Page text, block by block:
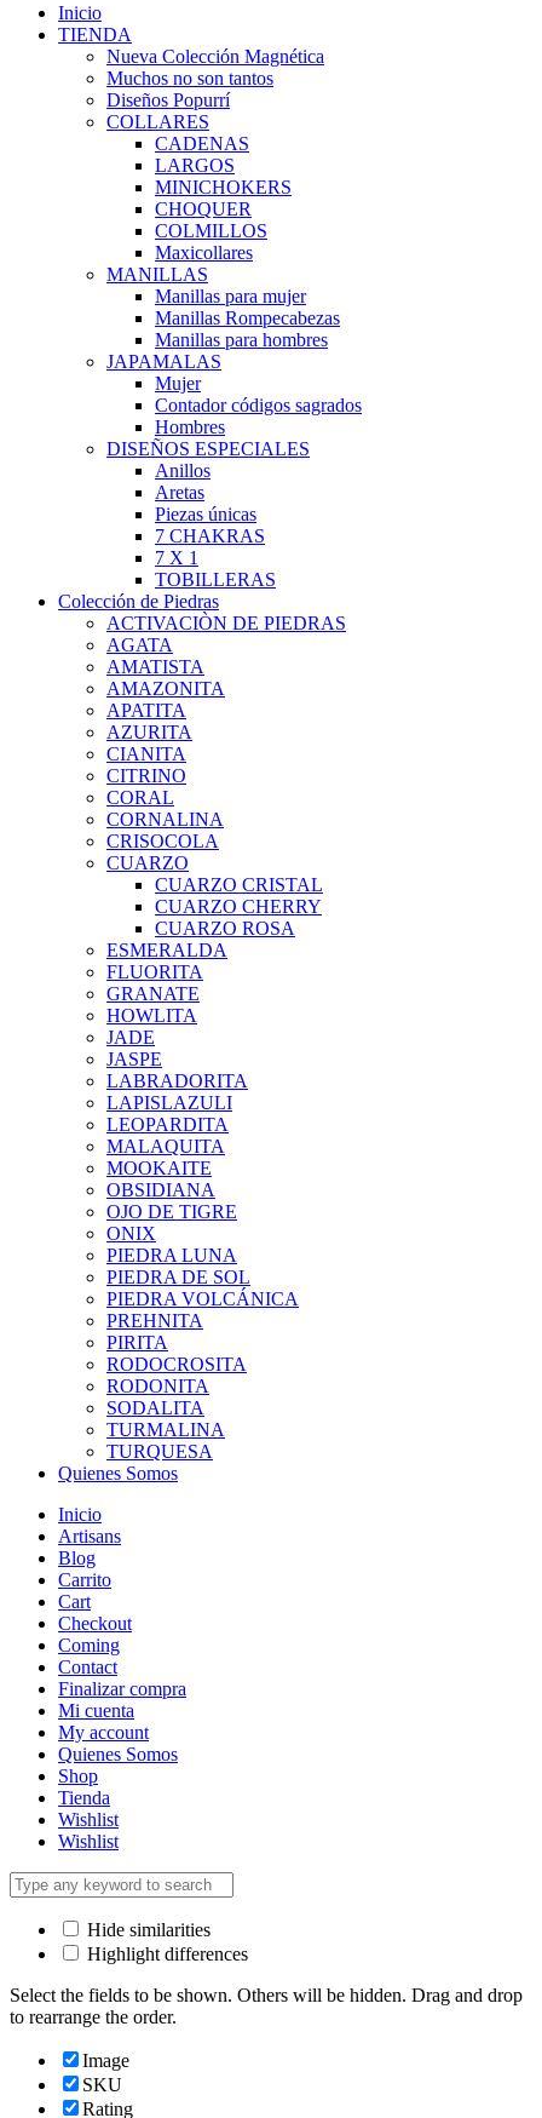
Inicio
TIENDA
Nueva Colección Magnética
Muchos no son tantos
Diseños Popurrí
COLLARES
CADENAS
LARGOS
MINICHOKERS
CHOQUER
COLMILLOS
Maxicollares
MANILLAS
Manillas para mujer
Manillas Rompecabezas
Manillas para hombres
JAPAMALAS
Mujer
Contador códigos sagrados
Hombres
DISEÑOS ESPECIALES
Anillos
Aretas
Piezas únicas
7 CHAKRAS
7 X 1
TOBILLERAS
Colección de Piedras
ACTIVACIÒN DE PIEDRAS
AGATA
AMATISTA
AMAZONITA
APATITA
AZURITA
CIANITA
CITRINO
CORAL
CORNALINA
CRISOCOLA
CUARZO
CUARZO CRISTAL
CUARZO CHERRY
CUARZO ROSA
ESMERALDA
FLUORITA
GRANATE
HOWLITA
JADE
JASPE
LABRADORITA
LAPISLAZULI
LEOPARDITA
MALAQUITA
MOOKAITE
OBSIDIANA
OJO DE TIGRE
ONIX
PIEDRA LUNA
PIEDRA DE SOL
PIEDRA VOLCÁNICA
PREHNITA
PIRITA
RODOCROSITA
RODONITA
SODALITA
TURMALINA
TURQUESA
Quienes Somos
Inicio
Artisans
Blog
Carrito
Cart
Checkout
Coming
Contact
Finalizar compra
Mi cuenta
My account
Quienes Somos
Shop
Tienda
Wishlist
Wishlist
Hide similarities
Highlight differences
Select the fields to be shown. Others will be hidden. Drag and drop
to rearrange the order.
Image
SKU
Rating